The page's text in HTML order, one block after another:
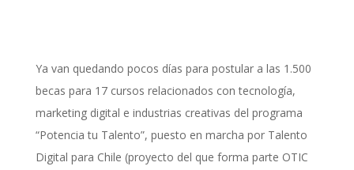
Ya van quedando pocos días para postular a las 1.500
becas para 17 cursos relacionados con tecnología,
marketing digital e industrias creativas del programa
“Potencia tu Talento”, puesto en marcha por Talento
Digital para Chile (proyecto del que forma parte OTIC